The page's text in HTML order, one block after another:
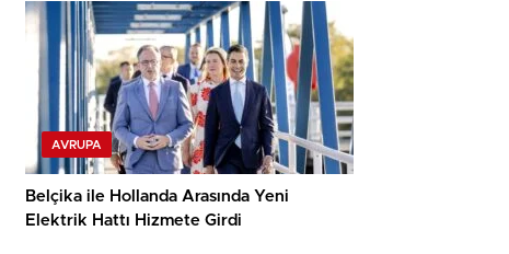
AVRUPA
Belçika ile Hollanda Arasında Yeni
Elektrik Hattı Hizmete Girdi